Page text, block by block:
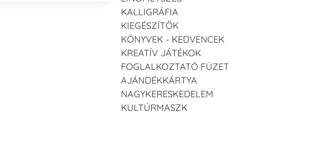
KALLIGRÁFIA
KIEGÉSZÍTŐK
KÖNYVEK - KEDVENCEK
KREATÍV JÁTÉKOK
FOGLALKOZTATÓ FÜZET
AJÁNDÉKKÁRTYA
NAGYKERESKEDELEM
KULTÚRMASZK